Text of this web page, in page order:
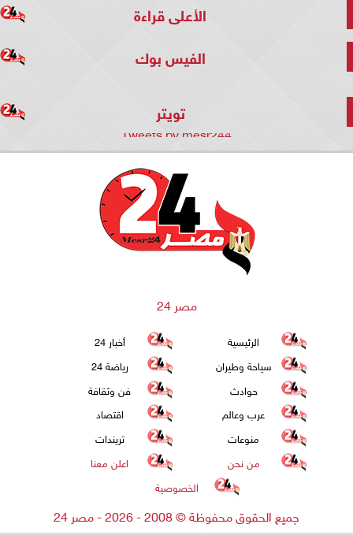
الأعلى قراءة
الفيس بوك
تويتر
Tweets by mesr244
مصر 24
الرئيسية
أخبار 24
سياحة وطيران
رياضة 24
حوادث
فن وثقافة
عرب وعالم
اقتصاد
منوعات
تريندات
من نحن
اعلن معنا
الخصوصية
جميع الحقوق محفوظة©